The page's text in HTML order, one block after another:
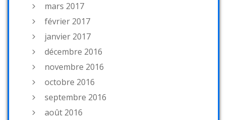
mars 2017
février 2017
janvier 2017
décembre 2016
novembre 2016
octobre 2016
septembre 2016
août 2016